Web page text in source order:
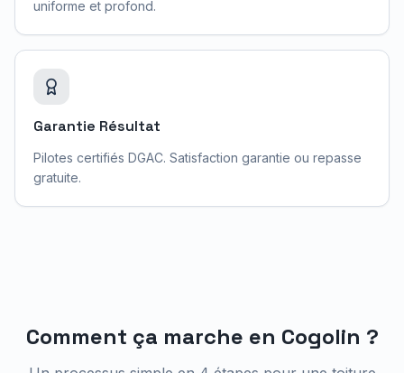
uniforme et profond.
Garantie Résultat
Pilotes certifiés DGAC. Satisfaction garantie ou repasse
gratuite.
Comment ça marche en Cogolin ?